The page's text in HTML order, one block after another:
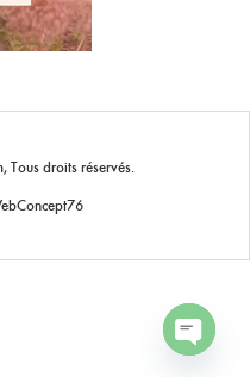
Tous droits réservés.